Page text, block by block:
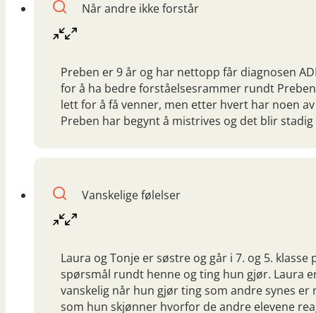
Når andre ikke forstår
Preben er 9 år og har nettopp får diagnosen
for å ha bedre forståelsesrammer rundt
lett for å få venner, men etter hvert har noen
Preben har begynt å mistrives og det blir
Vanskelige følelser
Laura og Tonje er søstre og går i 7. og 5.
spørsmål rundt henne og ting hun gjør. Laura
vanskelig når hun gjør ting som andre synes
som hun skjønner hvorfor de andre elevene